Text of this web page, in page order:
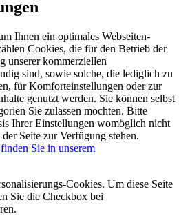
Ihnen ein optimales Webseiten-
Cookies, die für den Betrieb der
unserer kommerziellen
sind, sowie solche, die lediglich zu
für Komforteinstellungen oder zur
genutzt werden. Sie können selbst
Sie zulassen möchten. Bitte
Ihrer Einstellungen womöglich nicht
Seite zur Verfügung stehen.
Sie in unserem
Cookies. Um diese Seite
Sie die Checkbox bei